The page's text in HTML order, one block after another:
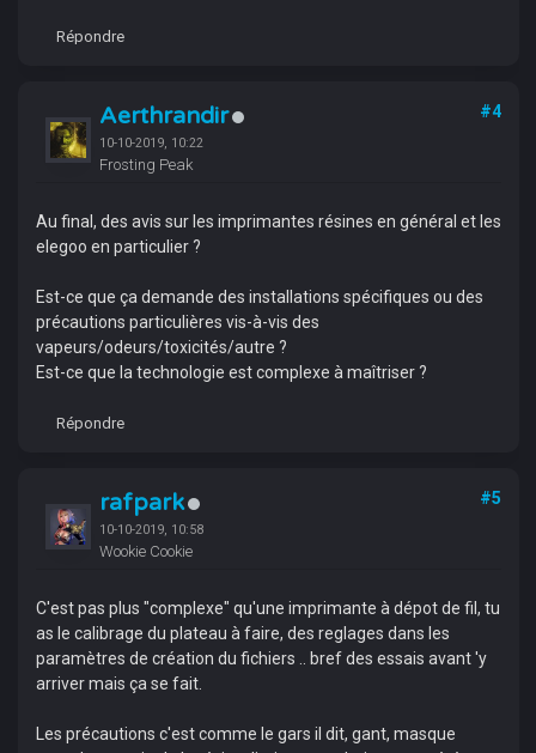
Répondre
Aerthrandir
10-10-2019, 10:22
Frosting Peak
#4
Au final, des avis sur les imprimantes résines en général et les
elegoo en particulier ?
Est-ce que ça demande des installations spécifiques ou des
précautions particulières vis-à-vis des
vapeurs/odeurs/toxicités/autre ?
Est-ce que la technologie est complexe à maîtriser ?
Répondre
rafpark
10-10-2019, 10:58
Wookie Cookie
#5
C'est pas plus "complexe" qu'une imprimante à dépot de fil, tu
as le calibrage du plateau à faire, des reglages dans les
paramètres de création du fichiers .. bref des essais avant 'y
arriver mais ça se fait.
Les précautions c'est comme le gars il dit, gant, masque